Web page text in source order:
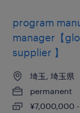
program
manager【
supplier 】
埼玉, 埼玉県
permanent
¥7,000,000